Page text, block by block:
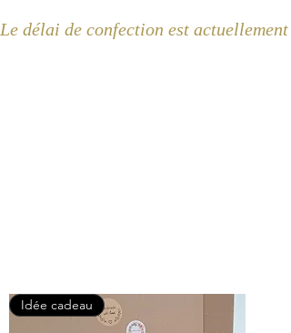
Le délai de confection est
Idée cadeau